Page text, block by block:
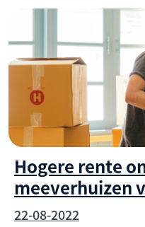
Hogere rente
meeverhuizen
22-08-2022